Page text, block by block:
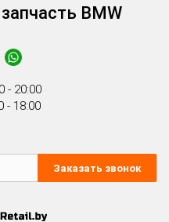
BMW
- 20:00
- 18:00
Заказать звонок